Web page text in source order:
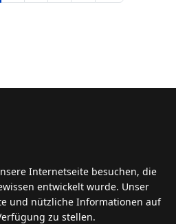
Internetseite besuchen, die
entwickelt wurde. Unser
und nützliche Informationen auf
zu stellen.